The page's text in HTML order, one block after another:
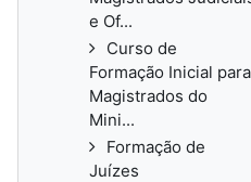
e Of...
Curso de
Formação Inicial para
Magistrados do
Mini...
Formação de
Juízes